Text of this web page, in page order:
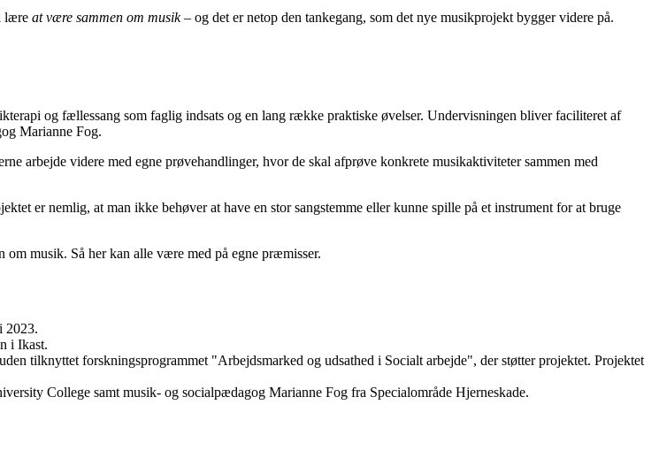
lære at være sammen om musik– og det er netop den tankegang, som det nye musikprojekt bygger videre på.
og fællessang som faglig indsats og en lang række praktiske øvelser. Undervisningen bliver faciliteret af
Marianne Fog.
arbejde videre med egne prøvehandlinger, hvor de skal afprøve konkrete musikaktiviteter sammen med
er nemlig, at man ikke behøver at have en stor sangstemme eller kunne spille på et instrument for at bruge
musik. Så her kan alle være med på egne præmisser.
2023.
i Ikast.
tilknyttet forskningsprogrammet "Arbejdsmarked og udsathed i Socialt arbejde", der støtter projektet. Projektet
College samt musik- og socialpædagog Marianne Fog fra Specialområde Hjerneskade.